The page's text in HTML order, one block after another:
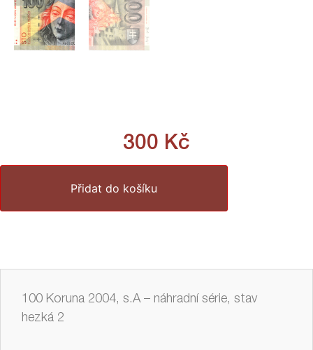
300 Kč
Přidat do košíku
100 Koruna 2004, s.A – náhradní série, stav
hezká 2